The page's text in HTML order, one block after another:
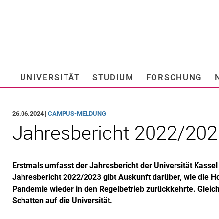
Springe direkt zu:
UNIVERSITÄT STUDIUM FORSCHUNG
26.06.2024 |CAMPUS-MELDUNG
Jahresbericht 2022/
Erstmals umfasst der Jahresbericht der Universität
Jahresbericht 2022/2023 gibt Auskunft darüber, wie die
Pandemie wieder in den Regelbetrieb zurückkehrte.
Schatten auf die Universität.